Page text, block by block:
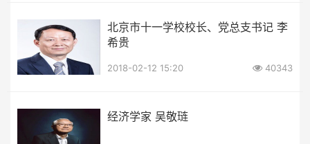
北京市十一学校校长、党总支书记 李
希贵
2018-02-12 15:20 40343
经济学家 吴敬琏